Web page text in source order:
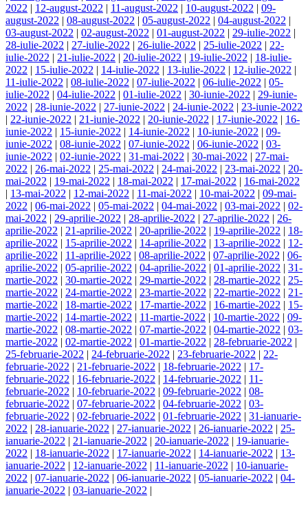
2022 | 12-august-2022 | 11-august-2022 | 10-august-2022 | 09-
august-2022 | 08-august-2022 | 05-august-2022 | 04-august-2022 |
03-august-2022 | 02-august-2022 | 01-august-2022 | 29-iulie-2022 |
28-iulie-2022 | 27-iulie-2022 | 26-iulie-2022 | 25-iulie-2022 | 22-
iulie-2022 | 21-iulie-2022 | 20-iulie-2022 | 19-iulie-2022 | 18-iulie-
2022 | 15-iulie-2022 | 14-iulie-2022 | 13-iulie-2022 | 12-iulie-2022 |
11-iulie-2022 | 08-iulie-2022 | 07-iulie-2022 | 06-iulie-2022 | 05-
iulie-2022 | 04-iulie-2022 | 01-iulie-2022 | 30-iunie-2022 | 29-iunie-
2022 | 28-iunie-2022 | 27-iunie-2022 | 24-iunie-2022 | 23-iunie-2022
| 22-iunie-2022 | 21-iunie-2022 | 20-iunie-2022 | 17-iunie-2022 | 16-
iunie-2022 | 15-iunie-2022 | 14-iunie-2022 | 10-iunie-2022 | 09-
iunie-2022 | 08-iunie-2022 | 07-iunie-2022 | 06-iunie-2022 | 03-
iunie-2022 | 02-iunie-2022 | 31-mai-2022 | 30-mai-2022 | 27-mai-
2022 | 26-mai-2022 | 25-mai-2022 | 24-mai-2022 | 23-mai-2022 | 20-
mai-2022 | 19-mai-2022 | 18-mai-2022 | 17-mai-2022 | 16-mai-2022
| 13-mai-2022 | 12-mai-2022 | 11-mai-2022 | 10-mai-2022 | 09-mai-
2022 | 06-mai-2022 | 05-mai-2022 | 04-mai-2022 | 03-mai-2022 | 02-
mai-2022 | 29-aprilie-2022 | 28-aprilie-2022 | 27-aprilie-2022 | 26-
aprilie-2022 | 21-aprilie-2022 | 20-aprilie-2022 | 19-aprilie-2022 | 18-
aprilie-2022 | 15-aprilie-2022 | 14-aprilie-2022 | 13-aprilie-2022 | 12-
aprilie-2022 | 11-aprilie-2022 | 08-aprilie-2022 | 07-aprilie-2022 | 06-
aprilie-2022 | 05-aprilie-2022 | 04-aprilie-2022 | 01-aprilie-2022 | 31-
martie-2022 | 30-martie-2022 | 29-martie-2022 | 28-martie-2022 | 25-
martie-2022 | 24-martie-2022 | 23-martie-2022 | 22-martie-2022 | 21-
martie-2022 | 18-martie-2022 | 17-martie-2022 | 16-martie-2022 | 15-
martie-2022 | 14-martie-2022 | 11-martie-2022 | 10-martie-2022 | 09-
martie-2022 | 08-martie-2022 | 07-martie-2022 | 04-martie-2022 | 03-
martie-2022 | 02-martie-2022 | 01-martie-2022 | 28-februarie-2022 |
25-februarie-2022 | 24-februarie-2022 | 23-februarie-2022 | 22-
februarie-2022 | 21-februarie-2022 | 18-februarie-2022 | 17-
februarie-2022 | 16-februarie-2022 | 14-februarie-2022 | 11-
februarie-2022 | 10-februarie-2022 | 09-februarie-2022 | 08-
februarie-2022 | 07-februarie-2022 | 04-februarie-2022 | 03-
februarie-2022 | 02-februarie-2022 | 01-februarie-2022 | 31-ianuarie-
2022 | 28-ianuarie-2022 | 27-ianuarie-2022 | 26-ianuarie-2022 | 25-
ianuarie-2022 | 21-ianuarie-2022 | 20-ianuarie-2022 | 19-ianuarie-
2022 | 18-ianuarie-2022 | 17-ianuarie-2022 | 14-ianuarie-2022 | 13-
ianuarie-2022 | 12-ianuarie-2022 | 11-ianuarie-2022 | 10-ianuarie-
2022 | 07-ianuarie-2022 | 06-ianuarie-2022 | 05-ianuarie-2022 | 04-
ianuarie-2022 | 03-ianuarie-2022 |